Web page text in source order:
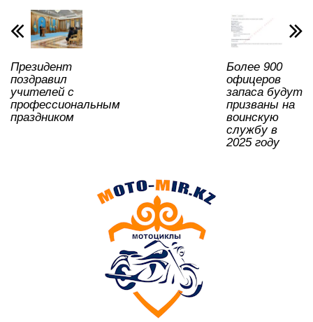
p
p
o
o
k
Президент
поздравил
учителей с
профессиональным
праздником
Более 900
офицеров
запаса будут
призваны на
воинскую
службу в
2025 году